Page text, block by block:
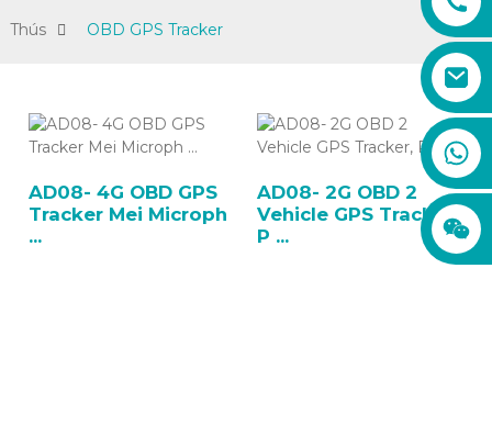
sales01@xadgps.com
+86 188 7850 0956
+86 159 8667 0464
Thús OBD GPS Tracker
AD08- 4G OBD GPS
Tracker Mei Microph
...
AD08- 2G OBD 2
Vehicle GPS Tracker,
P ...